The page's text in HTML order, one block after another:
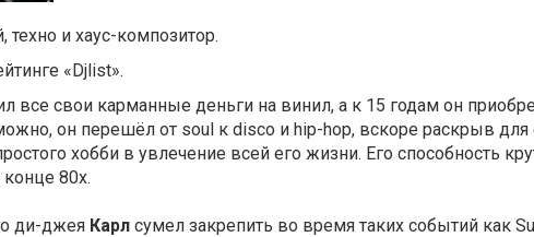
и хаус-композитор.
«Djlist».
все свои карманные деньги на винил, а к 15 годам он
он перешёл от soul к disco и hip-hop, вскоре раскрыв
хобби в увлечение всей его жизни. Его способность
80х.
ди-джея Карл сумел закрепить во время таких событий как